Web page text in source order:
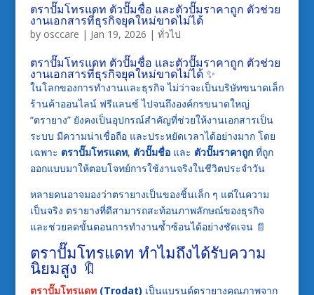
ตราปั๊มโทรแดท ตัวปั๊มชื่อ และตัวปั๊มราคาถูก ตัวช่วย
งานเอกสารที่ธุรกิจยุคใหม่ขาดไม่ได้
by osccare | Jan 19, 2026 | ทั่วไป
ตราปั๊มโทรแดท ตัวปั๊มชื่อ และตัวปั๊มราคาถูก ตัวช่วย
งานเอกสารที่ธุรกิจยุคใหม่ขาดไม่ได้ ✨
ในโลกของการทำงานและธุรกิจ ไม่ว่าจะเป็นบริษัทขนาดเล็ก
ร้านค้าออนไลน์ ฟรีแลนซ์ ไปจนถึงองค์กรขนาดใหญ่
“ตรายาง” ยังคงเป็นอุปกรณ์สำคัญที่ช่วยให้งานเอกสารเป็น
ระบบ มีความน่าเชื่อถือ และประหยัดเวลาได้อย่างมาก โดย
เฉพาะ ตราปั๊มโทรแดท, ตัวปั๊มชื่อและ ตัวปั๊มราคาถูกที่ถูก
ออกแบบมาให้ตอบโจทย์การใช้งานจริงในชีวิตประจำวัน
หลายคนอาจมองว่าตรายางเป็นของชิ้นเล็ก ๆ แต่ในความ
เป็นจริง ตรายางที่ดีสามารถสะท้อนภาพลักษณ์ของธุรกิจ
และช่วยลดขั้นตอนการทำงานซ้ำซ้อนได้อย่างชัดเจน 📄
ตราปั๊มโทรแดท ทำไมถึงได้รับความ
นิยมสูง 🔖
ตราปั๊มโทรแดท(Trodat) เป็นแบรนด์ตรายางคุณภาพจาก